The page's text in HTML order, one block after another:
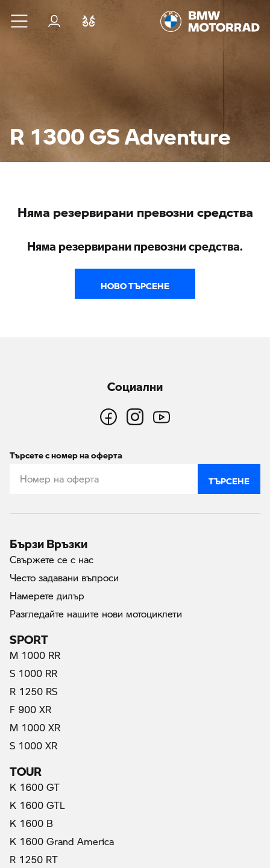
Към основното съдържание
Вход
R 1300 GS Adventure
Няма резервирани превозни средства
Няма резервирани превозни средства.
НОВО ТЪРСЕНЕ
Социални
Търсете с номер на оферта
ТЪРСЕНЕ
Бързи Връзки
Свържете се с нас
Често задавани въпроси
Намерете дилър
Разгледайте нашите нови мотоциклети
SPORT
M 1000 RR
S 1000 RR
R 1250 RS
F 900 XR
M 1000 XR
S 1000 XR
TOUR
K 1600 GT
K 1600 GTL
K 1600 B
K 1600 Grand America
R 1250 RT